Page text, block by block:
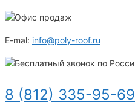
E-mal: info@poly-roof.ru
8 (812) 335-95-69